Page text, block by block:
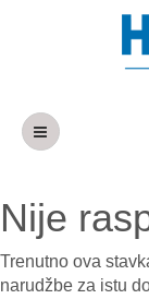
Nije
Trenutno ova
narudžbe za istu